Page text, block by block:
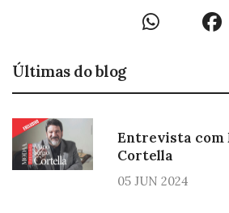
Últimas do blog
Entrevista com
Cortella
05 JUN 2024